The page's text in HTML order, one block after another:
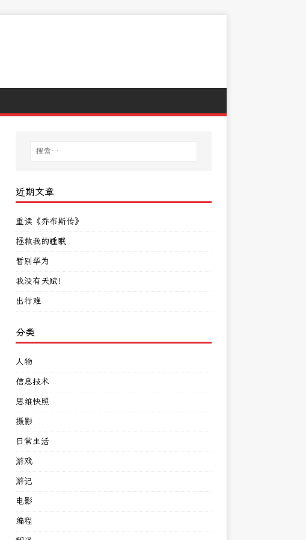
近期文章
重读《乔布斯传》
拯救我的睡眠
暂别华为
我没有天赋！
出行难
分类
人物
信息技术
思维快照
摄影
日常生活
游戏
游记
电影
编程